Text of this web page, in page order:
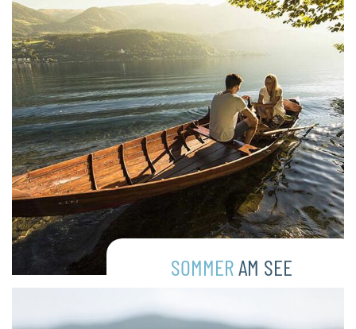
SOMMERAM SEE